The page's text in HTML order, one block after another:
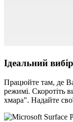
Ідеальний
Працюйте там, де
режимі. Скоротіть
хмара". Надайте